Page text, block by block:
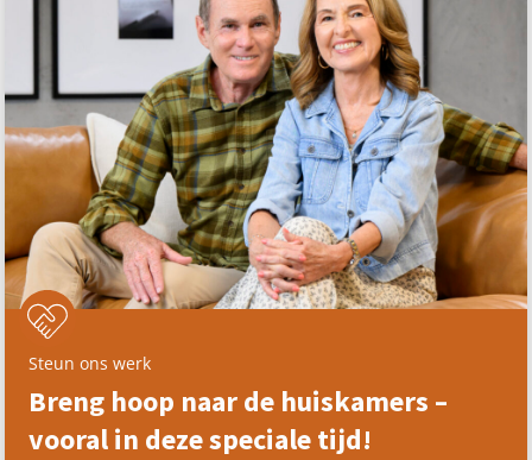
Steun ons werk
Breng hoop naar de huiskamers –
vooral in deze speciale tijd!